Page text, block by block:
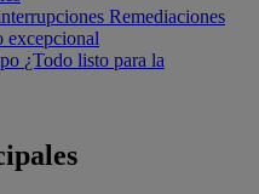
Remediaciones
excepcional
¿Todo listo para la